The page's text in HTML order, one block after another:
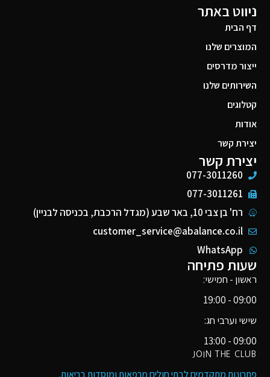
ניווט באתר
דף הבית
המוצרים שלנו
ייצור מדרסים
השירותים שלנו
קטלוגים
אודות
יצירת קשר
יצירת קשר
077-3011260
077-3011261
רח' בן צבי 10, באר שבע (מגדל הרכבת, בכניסה לבניין)
customer_service@abalance.co.il
WhatsApp
שעות פתיחה
ראשון - חמישי:
09:00 - 19:00
שישי וערבי חג:
09:00 - 13:00
JOIN THE CLUB
פתרונות מתקדמים לבתי חולים מרפאות ומוסדות בריאות​.